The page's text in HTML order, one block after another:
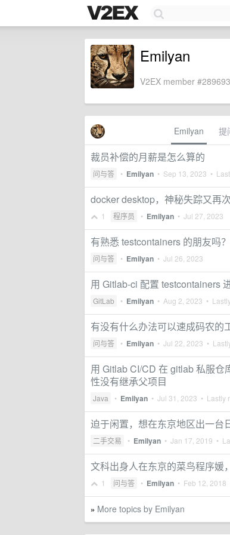
Emilyan
V2EX member
Emilyan 提
裁员补偿的月薪是怎么算的
问与答 • Emilyan • Sep 13, 2023 •
docker desktop，神秘失踪又再
1 程序员 • Emilyan • Jul 27, 2023
有熟悉 testcontainers 的朋友吗
问与答 • Emilyan • Jul 26, 2023
用 Gitlab-ci 配置 testcontainers
GitLab • Emilyan • Aug 2, 2023 •
有没有什么办法可以速成码农的
问与答 • Emilyan • Jul 22, 2023 •
用 Gitlab CI/CD 在 gitlab 私服
性没有继承父项目
Java • Emilyan • Jul 31, 2023 • Lastly
迫于闲置，想在东京地区出一台
二手交易 • Emilyan • Jan 17, 2019 •
文科出身人在东京的菜鸟程序媛
1 问与答 • Emilyan • Feb 12, 2018
» More topics by Emilyan